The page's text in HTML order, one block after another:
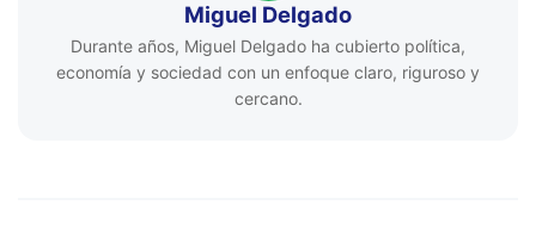
Miguel Delgado
Durante años, Miguel Delgado ha cubierto política,
economía y sociedad con un enfoque claro, riguroso y
cercano.